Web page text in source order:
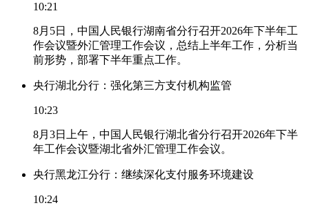
10:21
8月5日，中国人民银行湖南省分行召开2026年下半年工
作会议暨外汇管理工作会议，总结上半年工作，分析当
前形势，部署下半年重点工作。
央行湖北分行：强化第三方支付机构监管
10:23
8月3日上午，中国人民银行湖北省分行召开2026年下半
年工作会议暨湖北省外汇管理工作会议。
央行黑龙江分行：继续深化支付服务环境建设
10:24